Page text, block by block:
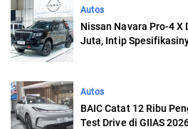
Autos
Nissan Navara Pro-4 X
Juta, Intip
Autos
BAIC Catat 12 Ribu
Test Drive di GIIAS